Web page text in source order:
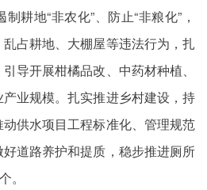
耕地“非农化”、防止“非粮化”，
占耕地、大棚屋等违法行为，扎
导开展柑橘品改、中药材种植、
业规模。扎实推进乡村建设，持
供水项目工程标准化、管理规范
道路养护和提质，稳步推进厕所
。